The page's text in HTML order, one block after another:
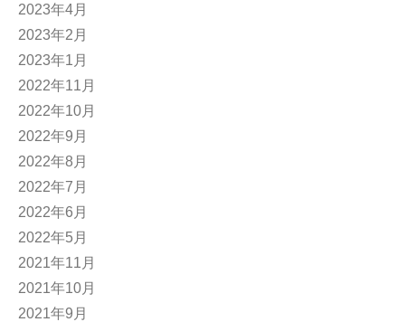
2023年4月
2023年2月
2023年1月
2022年11月
2022年10月
2022年9月
2022年8月
2022年7月
2022年6月
2022年5月
2021年11月
2021年10月
2021年9月